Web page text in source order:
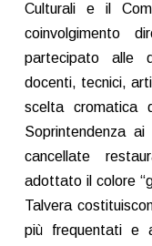
Culturali e il
coinvolgimento
partecipato alle
docenti, tecnici,
scelta cromatica
Soprintendenza
cancellate
adottato il colore
Talvera
più frequentati e